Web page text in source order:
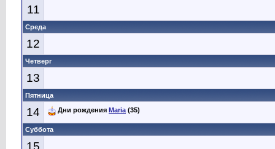
11
Среда
12
Четверг
13
Пятница
14 Дни рождения Maria(35)
Суббота
15